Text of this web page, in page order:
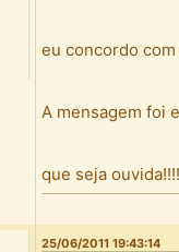
eu concordo
A mensagem foi
que seja
25/06/2011 19:43:14